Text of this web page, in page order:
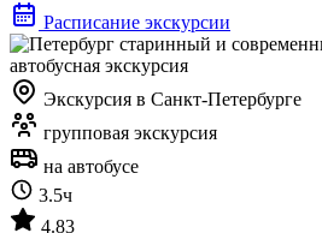
Расписание экскурсии
Экскурсия в Санкт-Петербурге
групповая экскурсия
на автобусе
3.5ч
4.83